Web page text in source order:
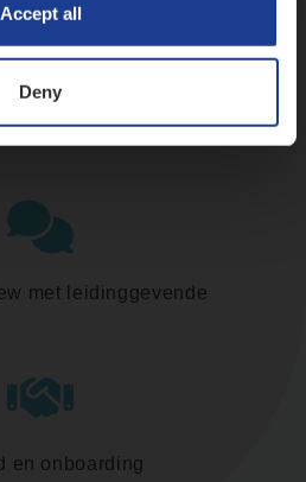
Accept all
Deny
met leidinggevende
en onboarding